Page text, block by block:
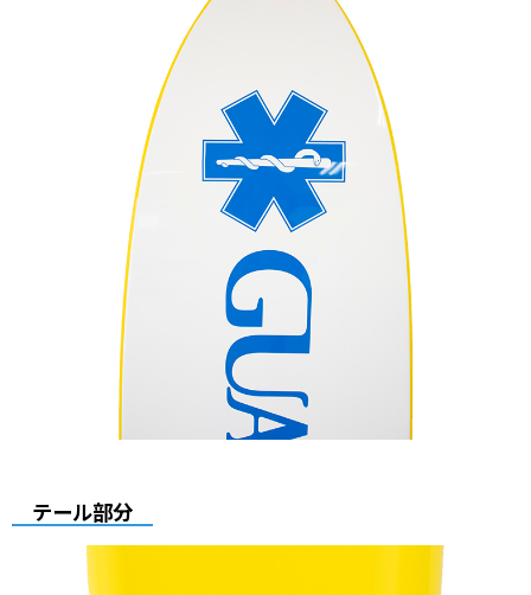
テール部分